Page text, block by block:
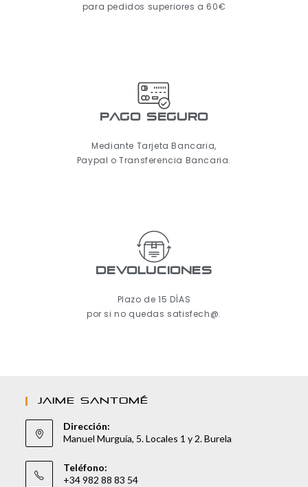
para pedidos superiores a 60€
pago seguro
Mediante Tarjeta Bancaria,
Paypal o Transferencia Bancaria.
Devoluciones
Plazo de 15 DÍAS
por si no quedas satisfech@.
JAIME SANTOMÉ
Dirección:
Manuel Murguía, 5. Locales 1 y 2. Burela
Teléfono:
+34 982 88 83 54